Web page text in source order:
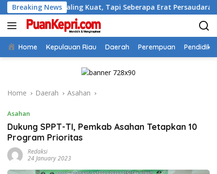
Skip
to
content
Breaking News
Paling Kuat, Tapi Seberapa Erat Persaudaraan Kita
Home Kepulauan Riau Daerah Perempuan
Home Daerah Asahan
Asahan
Dukung SPPT-TI, Pemkab Asahan Tetapkan 10
Program Prioritas
Redaksi
24 January 2023